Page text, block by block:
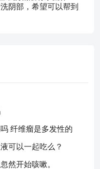
阴部，希望可以帮到
纤维瘤是多发性的
可以一起吃么？
然开始咳嗽。